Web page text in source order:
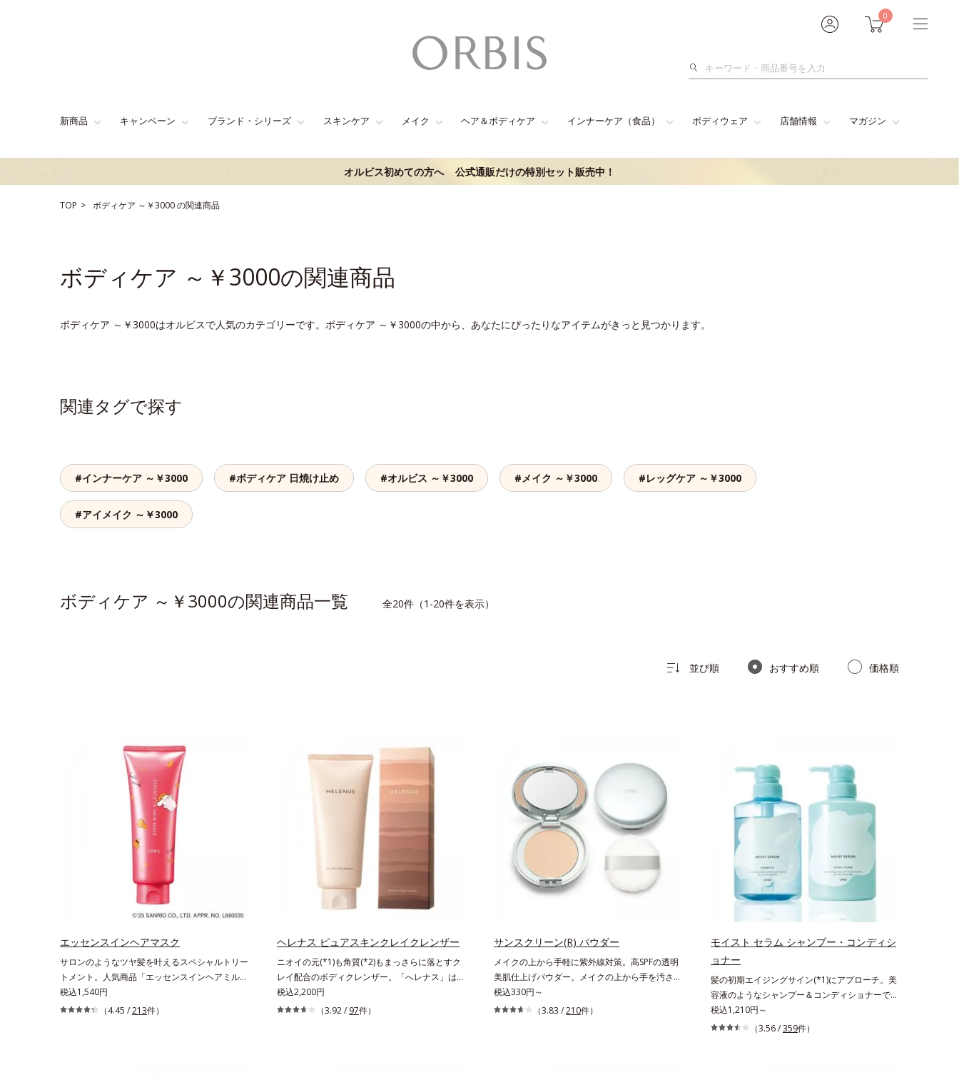
0
検
新商品 キャンペーン ブランド・シリーズ スキンケア メイク ヘア＆ボディケア インナーケア（食品） ボディウェア 店舗情報 マガジン
オルビス初めての方へ 公式通販だけの特別セット販売中！
TOP ボディケア ～￥3000の関連商品
ボディケア ～￥3000の関連商品
ボディケア ～￥3000はオルビスで人気のカテゴリーです。ボディケア ～￥3000の中から、あなたにぴったりなアイテムがきっと見つかります。
関連タグで探す
#インナーケア ～￥3000 #ボディケア 日焼け止め #オルビス ～￥3000 #メイク ～￥3000 #レッグケア ～￥3000
#アイメイク ～￥3000
ボディケア ～￥3000の関連商品一覧 全20件（1-20件を表示）
並び順 おすすめ順 価格順
エッセンスインヘアマスク
サロンのようなツヤ髪を叶えるスペシャルトリー
トメント。人気商品「エッセンスインヘアミル
ク」と同じシリーズの、お風呂で美しいツヤ髪を
叶えるスペシャルヘアマスクです。シャンプー後
税込1,540円
（4.45 /213件）
ヘレナス ピュアスキンクレイクレンザー
ニオイの元(*1)も角質(*2)もまっさらに落とすク
レイ配合のボディクレンザー。「へレナス」は、
スキンケアに強みのあるオルビスとフレグランス
を愛するセントピアによる共同ブランド。ピュア
税込2,200円
（3.92 / 97件）
サンスクリーン(R) パウダー
メイクの上から手軽に紫外線対策。高SPFの透明
美肌仕上げパウダー。メイクの上から手を汚さず
に紫外線対策ができるUVカットパウダーで
す。“素肌のようななめらかな軽さ”と“高いUVカ
税込330円～
（3.83 /210件）
モイスト セラム シャンプー・コンディシ
ョナー
髪の初期エイジングサイン(*1)にアプローチ。美
容液のようなシャンプー＆コンディショナーで触
れていたくなるうるツヤ髪へ。「髪のうねりが気
になる」「乾燥してパサつく」「なんとなくまと
税込1,210円～
（3.56 /359件）